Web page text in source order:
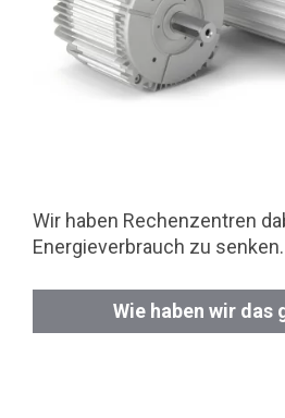
Wir haben Rechenzentren
Energieverbrauch zu senken.
Wie haben wir das